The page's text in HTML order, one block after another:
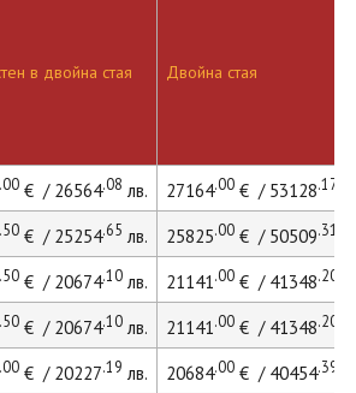
в двойна стая Двойна стая
.00€ / 26564.08 лв. 27164.00€ / 53128.17
.50€ / 25254.65 лв. 25825.00€ / 50509.31
€ / 20674.10лв. 21141.00€ / 41348.20
€ / 20674.10лв. 21141.00€ / 41348.20
.00€ / 20227.19 лв. 20684.00€ / 40454.39